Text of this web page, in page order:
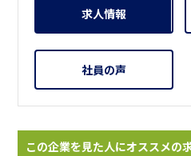
求人情報
社員の声
この企業を見た人にオススメの